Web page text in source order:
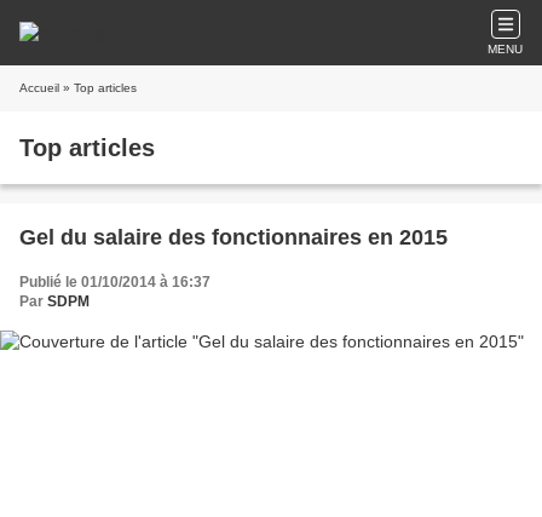
MENU
Accueil » Top articles
Top articles
Gel du salaire des fonctionnaires en 2015
Publié le 01/10/2014 à 16:37
Par SDPM